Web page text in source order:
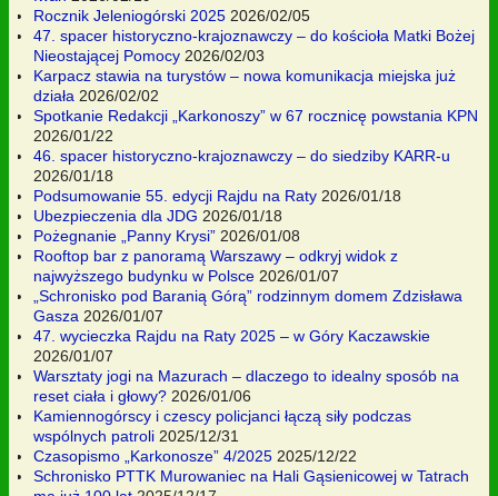
Rocznik Jeleniogórski 2025 2026/02/05
47. spacer historyczno-krajoznawczy – do kościoła Matki Bożej
Nieostającej Pomocy 2026/02/03
Karpacz stawia na turystów – nowa komunikacja miejska już
działa 2026/02/02
Spotkanie Redakcji „Karkonoszy” w 67 rocznicę powstania KPN
2026/01/22
46. spacer historyczno-krajoznawczy – do siedziby KARR-u
2026/01/18
Podsumowanie 55. edycji Rajdu na Raty 2026/01/18
Ubezpieczenia dla JDG 2026/01/18
Pożegnanie „Panny Krysi” 2026/01/08
Rooftop bar z panoramą Warszawy – odkryj widok z
najwyższego budynku w Polsce 2026/01/07
„Schronisko pod Baranią Górą” rodzinnym domem Zdzisława
Gasza 2026/01/07
47. wycieczka Rajdu na Raty 2025 – w Góry Kaczawskie
2026/01/07
Warsztaty jogi na Mazurach – dlaczego to idealny sposób na
reset ciała i głowy? 2026/01/06
Kamiennogórscy i czescy policjanci łączą siły podczas
wspólnych patroli 2025/12/31
Czasopismo „Karkonosze” 4/2025 2025/12/22
Schronisko PTTK Murowaniec na Hali Gąsienicowej w Tatrach